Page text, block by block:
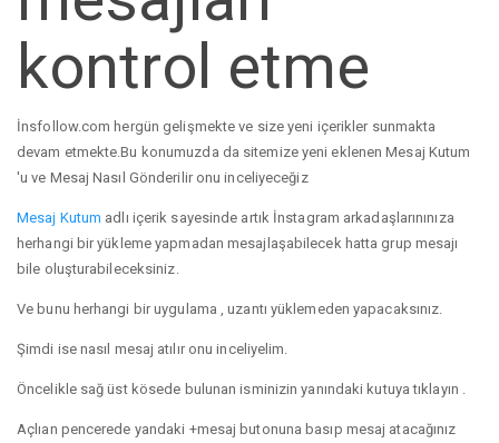
kontrol etme
İnsfollow.com hergün gelişmekte ve size yeni içerikler sunmakta
devam etmekte.Bu konumuzda da sitemize yeni eklenen Mesaj Kutum
'u ve Mesaj Nasıl Gönderilir onu inceliyeceğiz
Mesaj Kutum adlı içerik sayesinde artık İnstagram arkadaşlarınınıza
herhangi bir yükleme yapmadan mesajlaşabilecek hatta grup mesajı
bile oluşturabileceksiniz.
Ve bunu herhangi bir uygulama , uzantı yüklemeden yapacaksınız.
Şimdi ise nasıl mesaj atılır onu inceliyelim.
Öncelikle sağ üst kösede bulunan isminizin yanındaki kutuya tıklayın .
Açlıan pencerede yandaki +mesaj butonuna basıp mesaj atacağınız